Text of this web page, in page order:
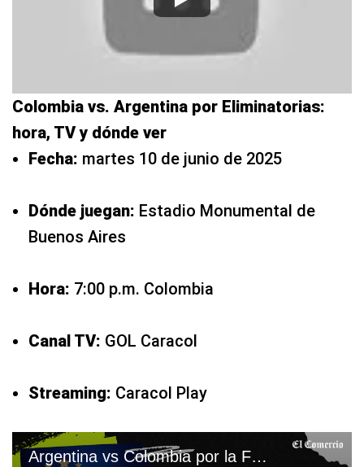
Colombia vs. Argentina por Eliminatorias:
hora, TV y dónde ver
Fecha: martes 10 de junio de 2025
Dónde juegan: Estadio Monumental de
Buenos Aires
Hora: 7:00 p.m. Colombia
Canal TV: GOL Caracol
Streaming: Caracol Play
Argentina vs Colombia por la Fecha 16 de las Eliminatorias 2026